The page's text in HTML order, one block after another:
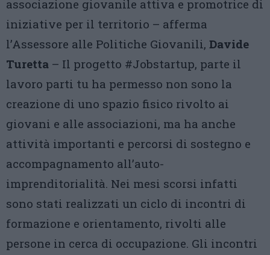
associazione giovanile attiva e promotrice di
iniziative per il territorio – afferma
l’Assessore alle Politiche Giovanili, Davide
Turetta – Il progetto #Jobstartup, parte il
lavoro parti tu ha permesso non sono la
creazione di uno spazio fisico rivolto ai
giovani e alle associazioni, ma ha anche
attività importanti e percorsi di sostegno e
accompagnamento all’auto-
imprenditorialità. Nei mesi scorsi infatti
sono stati realizzati un ciclo di incontri di
formazione e orientamento, rivolti alle
persone in cerca di occupazione. Gli incontri